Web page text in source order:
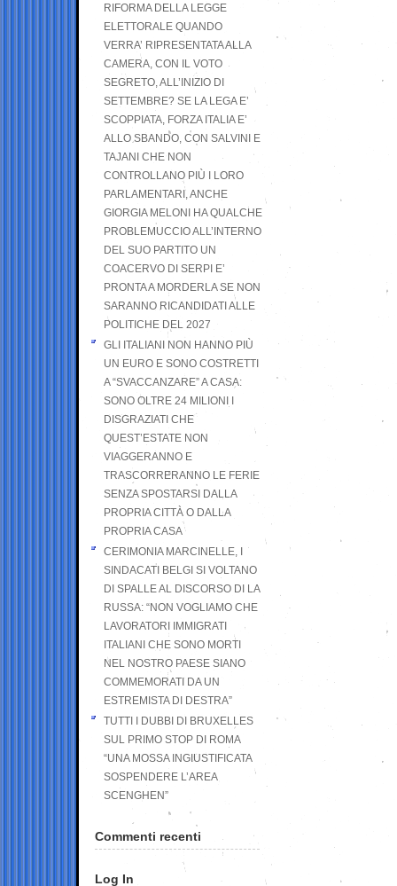
RIFORMA DELLA LEGGE
ELETTORALE QUANDO
VERRA’ RIPRESENTATA ALLA
CAMERA, CON IL VOTO
SEGRETO, ALL’INIZIO DI
SETTEMBRE? SE LA LEGA E’
SCOPPIATA, FORZA ITALIA E’
ALLO SBANDO, CON SALVINI E
TAJANI CHE NON
CONTROLLANO PIÙ I LORO
PARLAMENTARI, ANCHE
GIORGIA MELONI HA QUALCHE
PROBLEMUCCIO ALL’INTERNO
DEL SUO PARTITO UN
COACERVO DI SERPI E’
PRONTA A MORDERLA SE NON
SARANNO RICANDIDATI ALLE
POLITICHE DEL 2027
GLI ITALIANI NON HANNO PIÙ
UN EURO E SONO COSTRETTI
A “SVACCANZARE” A CASA:
SONO OLTRE 24 MILIONI I
DISGRAZIATI CHE
QUEST’ESTATE NON
VIAGGERANNO E
TRASCORRERANNO LE FERIE
SENZA SPOSTARSI DALLA
PROPRIA CITTÀ O DALLA
PROPRIA CASA
CERIMONIA MARCINELLE, I
SINDACATI BELGI SI VOLTANO
DI SPALLE AL DISCORSO DI LA
RUSSA: “NON VOGLIAMO CHE
LAVORATORI IMMIGRATI
ITALIANI CHE SONO MORTI
NEL NOSTRO PAESE SIANO
COMMEMORATI DA UN
ESTREMISTA DI DESTRA”
TUTTI I DUBBI DI BRUXELLES
SUL PRIMO STOP DI ROMA
“UNA MOSSA INGIUSTIFICATA
SOSPENDERE L’AREA
SCENGHEN”
Commenti recenti
Log In